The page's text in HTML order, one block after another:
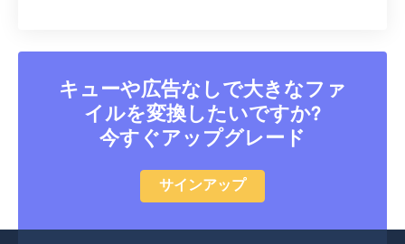
キューや広告なしで大きなファ
イルを変換したいですか?
今すぐアップグレード
サインアップ